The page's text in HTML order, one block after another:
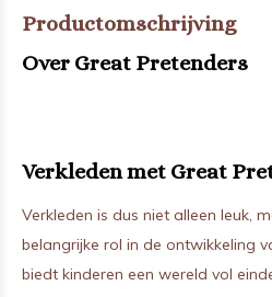
Productomschrijving
Over Great Pretenders
Verkleden met Great
Verkleden is dus niet alleen leuk,
belangrijke rol in de ontwikkeling
biedt kinderen een wereld vol